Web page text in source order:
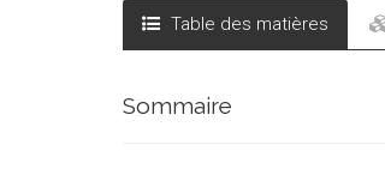
Table des matières
Sommaire